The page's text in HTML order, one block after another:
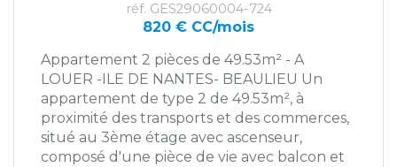
réf. GES29060004-724
820 € CC/mois
Appartement 2 pièces de 49.53m² - A
LOUER -ILE DE NANTES- BEAULIEU Un
appartement de type 2 de 49.53m², à
proximité des transports et des commerces,
situé au 3ème étage avec ascenseur,
composé d'une pièce de vie avec balcon et